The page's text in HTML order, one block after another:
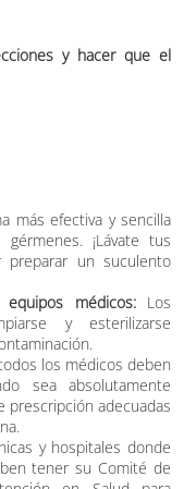
y hacer que el
más efectiva y sencilla
¡Lávate tus
un suculento
médicos:Los
y esterilizarse
los médicos deben
sea absolutamente
prescripción adecuadas
y hospitales donde
tener su Comité de